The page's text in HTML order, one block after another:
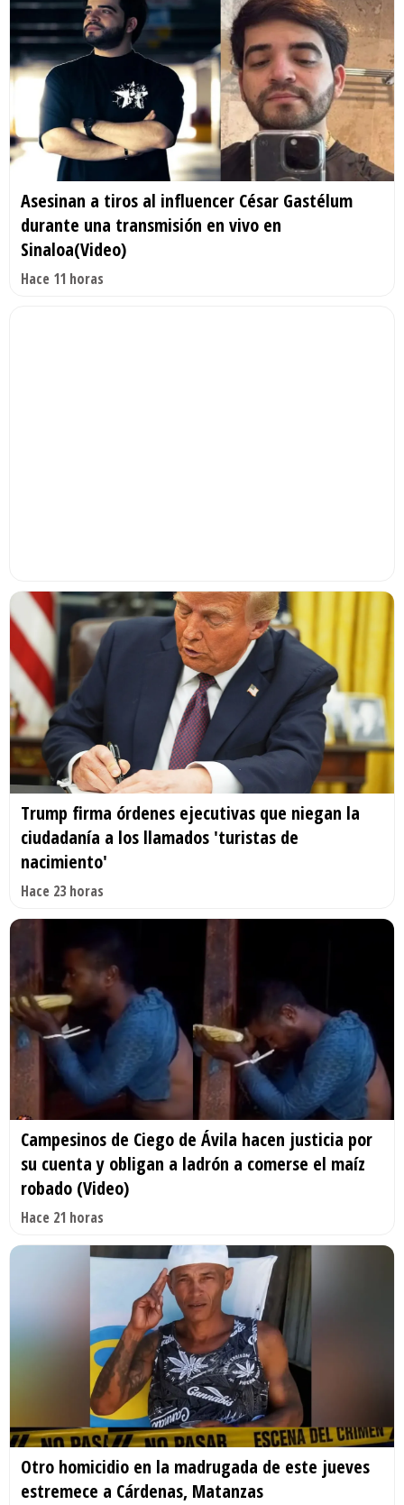
Asesinan a tiros al influencer César Gastélum
durante una transmisión en vivo en
Sinaloa(Video)
Hace 11 horas
Trump firma órdenes ejecutivas que niegan la
ciudadanía a los llamados 'turistas de
nacimiento'
Hace 23 horas
Campesinos de Ciego de Ávila hacen justicia por
su cuenta y obligan a ladrón a comerse el maíz
robado (Video)
Hace 21 horas
Otro homicidio en la madrugada de este jueves
estremece a Cárdenas, Matanzas